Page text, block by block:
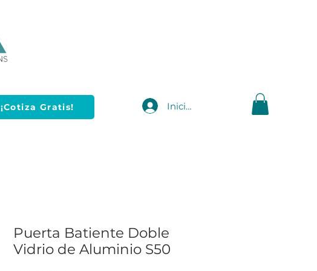
¡Cotiza Gratis! Iniciar sesión
Puerta Batiente Doble
Vidrio de Aluminio S50